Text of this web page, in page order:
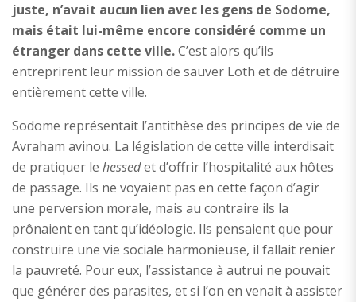
juste, n’avait aucun lien avec les gens de Sodome,
mais était lui-même encore considéré comme un
étranger dans cette ville.C’est alors qu’ils
entreprirent leur mission de sauver Loth et de détruire
entièrement cette ville.
Sodome représentait l’antithèse des principes de vie de
Avraham avinou. La législation de cette ville interdisait
de pratiquer le hessedet d’offrir l’hospitalité aux hôtes
de passage. Ils ne voyaient pas en cette façon d’agir
une perversion morale, mais au contraire ils la
prônaient en tant qu’idéologie. Ils pensaient que pour
construire une vie sociale harmonieuse, il fallait renier
la pauvreté. Pour eux, l’assistance à autrui ne pouvait
que générer des parasites, et si l’on en venait à assister